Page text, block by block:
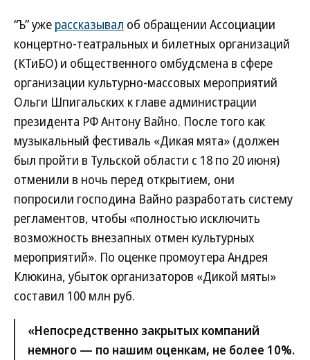
“Ъ” уже рассказывал об обращении Ассоциации
концертно-театральных и билетных организаций
(КТиБО) и общественного омбудсмена в сфере
организации культурно-массовых мероприятий
Ольги Шпигальских к главе администрации
президента РФ Антону Вайно. После того как
музыкальный фестиваль «Дикая мята» (должен
был пройти в Тульской области с 18 по 20 июня)
отменили в ночь перед открытием, они
попросили господина Вайно разработать систему
регламентов, чтобы «полностью исключить
возможность внезапных отмен культурных
мероприятий». По оценке промоутера Андрея
Клюкина, убыток организаторов «Дикой мяты»
составил 100 млн руб.
«Непосредственно закрытых компаний
немного — по нашим оценкам, не более 10%.